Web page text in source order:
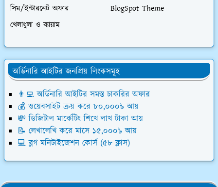
সিম/ইন্টারনেট অফার
BlogSpot Theme
খেলাধুলা ও ব্যায়াম
অর্ডিনারি আইটির জনপ্রিয় লিংকসমূহ
👨‍💻 অর্ডিনারি আইটির সমস্ত চাকরির অফার
💰 ওয়েবসাইট ক্রয় করে ৮০,০০০৳ আয়
💸 ডিজিটাল মার্কেটিং শিখে লাখ টাকা আয়
📝 লেখালেখি করে মাসে ১৫,০০০৳ আয়
💻 ব্লগ মনিটাইজেশন কোর্স (৫৮ ক্লাস)